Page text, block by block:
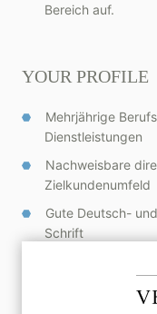
Bereich auf.
YOUR PROFILE
Mehrjährige
Dienstleistungen
Nachweisbare
Zielkundenumfeld
Gute Deutsch-
Schrift
Make your next
your application